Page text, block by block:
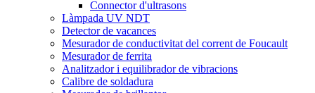
Connector d'ultrasons
Làmpada UV NDT
Detector de vacances
Mesurador de conductivitat del corrent de Foucault
Mesurador de ferrita
Analitzador i equilibrador de vibracions
Calibre de soldadura